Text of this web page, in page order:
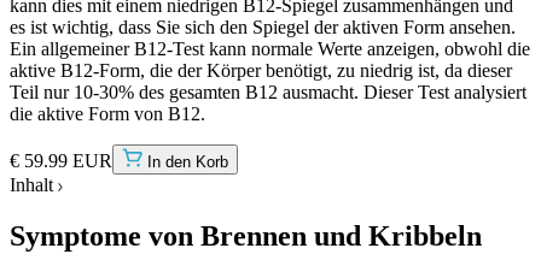
kann dies mit einem niedrigen B12-Spiegel zusammenhängen und
es ist wichtig, dass Sie sich den Spiegel der aktiven Form ansehen.
Ein allgemeiner B12-Test kann normale Werte anzeigen, obwohl die
aktive B12-Form, die der Körper benötigt, zu niedrig ist, da dieser
Teil nur 10-30% des gesamten B12 ausmacht. Dieser Test analysiert
die aktive Form von B12.
€ 59.99 EUR In den Korb
Inhalt
Symptome von Brennen und Kribbeln